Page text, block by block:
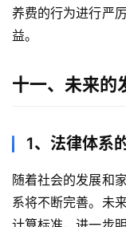
养费的行为进行严
益。
十一、未来的
1、法律体系
随着社会的发展和
系将不断完善。未